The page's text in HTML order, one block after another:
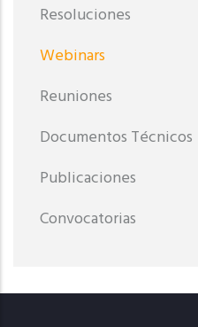
Resoluciones
Webinars
Reuniones
Documentos Técnicos
Publicaciones
Convocatorias